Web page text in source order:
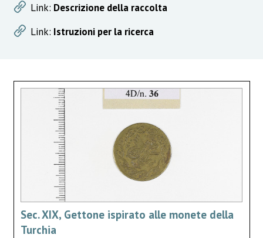
Link: Descrizione della raccolta
Link: Istruzioni per la ricerca
Sec. XIX, Gettone ispirato alle monete della
Turchia